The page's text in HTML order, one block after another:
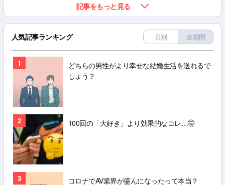
記事をもっと見る
人気記事ランキング 日別 全期間
1
どちらの男性がより幸せな結婚生活を送れるで
しょう？
2 100回の「大好き」より効果的なコレ…🤫
3 コロナでAV業界が盛んになったって本当？